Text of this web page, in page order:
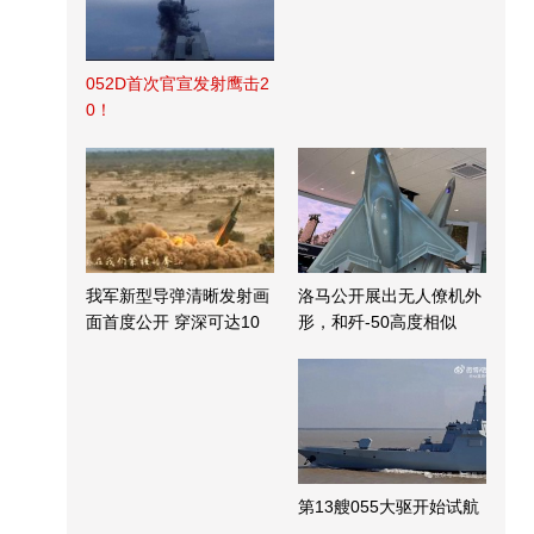
052D首次官宣发射鹰击2
0！
我军新型导弹清晰发射画
面首度公开 穿深可达10
洛马公开展出无人僚机外
形，和歼-50高度相似
第13艘055大驱开始试航